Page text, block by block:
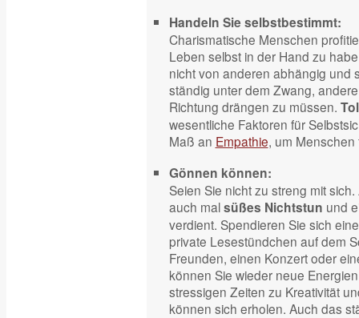
Handeln Sie selbstbestimmt:
Charismatische Menschen
Leben selbst in der Hand zu
nicht von anderen abhängig und
ständig unter dem Zwang,
Richtung drängen zu müssen.
wesentliche Faktoren für
Maß an Empathie, um
Gönnen können:
Seien Sie nicht zu streng mit
auch malsüßes Nichtstun und
verdient. Spendieren Sie sich
private Lesestündchen auf dem
Freunden, einen Konzert oder
können Sie wieder neue
stressigen Zeiten zu Kreativität
können sich erholen. Auch das